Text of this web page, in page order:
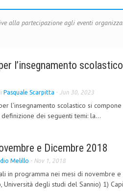
alla partecipazione agli eventi
l’insegnamento
Pasquale Scarpitta - Jun 30, 2023
l’insegnamento scolastico si
dei seguenti temi: la...
e Dicembre 2018
Melillo - Nov 1, 2018
in programma nei mesi di novembre
Università degli studi del Sannio) 1)